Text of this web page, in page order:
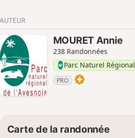
AUTEUR
MOURET Annie
238 Randonnées
Parc Naturel Régional
PRO
Carte de la randonnée